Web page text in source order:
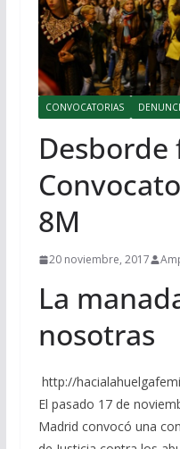
CONVOCATORIAS
8M
20 noviembre, 2017
La
nosotras
http://
El pasado 17 de
Madrid convocó una